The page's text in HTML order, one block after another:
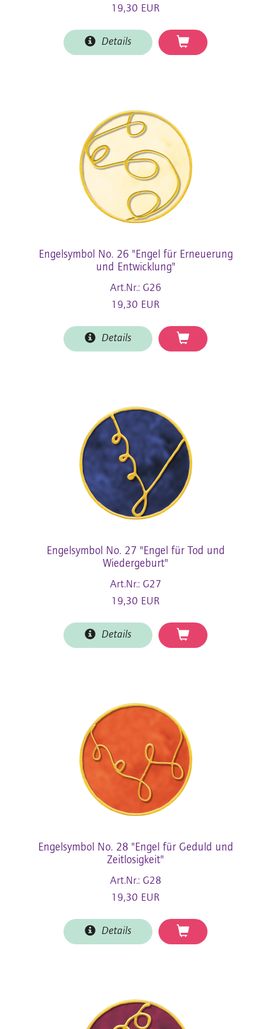
19,30 EUR
Details
Engelsymbol No. 26 "Engel für Erneuerung
und Entwicklung"
Art.Nr.: G26
19,30 EUR
Details
Engelsymbol No. 27 "Engel für Tod und
Wiedergeburt"
Art.Nr.: G27
19,30 EUR
Details
Engelsymbol No. 28 "Engel für Geduld und
Zeitlosigkeit"
Art.Nr.: G28
19,30 EUR
Details